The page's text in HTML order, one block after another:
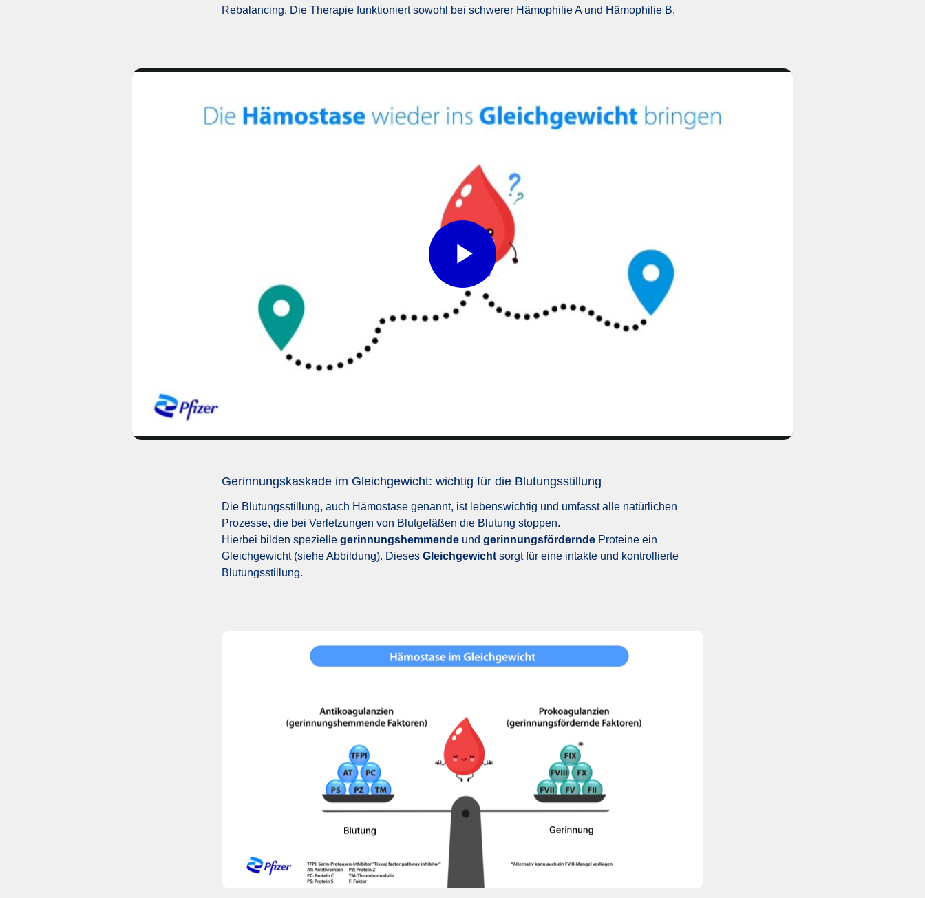
Rebalancing. Die Therapie funktioniert sowohl bei schwerer Hämophilie A und Hämophilie B.
Play
Gerinnungskaskade im Gleichgewicht: wichtig für die Blutungsstillung
Die Blutungsstillung, auch Hämostase genannt, ist lebenswichtig und umfasst alle natürlichen
Prozesse, die bei Verletzungen von Blutgefäßen die Blutung stoppen.
Hierbei bilden spezielle gerinnungshemmende und gerinnungsfördernde Proteine ein
Gleichgewicht (siehe Abbildung). Dieses Gleichgewicht sorgt für eine intakte und kontrollierte
Blutungsstillung.